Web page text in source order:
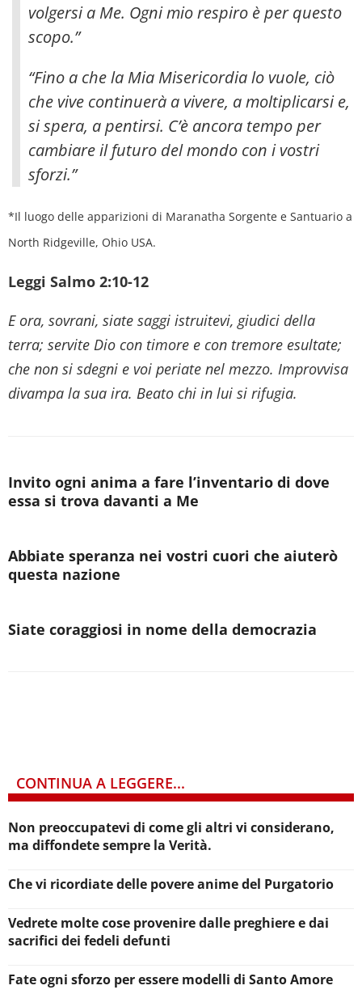
volgersi a Me. Ogni mio respiro è per questo
scopo.”
“Fino a che la Mia Misericordia lo vuole, ciò
che vive continuerà a vivere, a moltiplicarsi e,
si spera, a pentirsi. C’è ancora tempo per
cambiare il futuro del mondo con i vostri
sforzi.”
*Il luogo delle apparizioni di Maranatha Sorgente e Santuario a
North Ridgeville, Ohio USA.
Leggi Salmo 2:10-12
E ora, sovrani, siate saggi istruitevi, giudici della
terra; servite Dio con timore e con tremore esultate;
che non si sdegni e voi periate nel mezzo. Improvvisa
divampa la sua ira. Beato chi in lui si rifugia.
Invito ogni anima a fare l’inventario di dove
essa si trova davanti a Me
Abbiate speranza nei vostri cuori che aiuterò
questa nazione
Siate coraggiosi in nome della democrazia
CONTINUA A LEGGERE...
Non preoccupatevi di come gli altri vi considerano,
ma diffondete sempre la Verità.
Che vi ricordiate delle povere anime del Purgatorio
Vedrete molte cose provenire dalle preghiere e dai
sacrifici dei fedeli defunti
Fate ogni sforzo per essere modelli di Santo Amore